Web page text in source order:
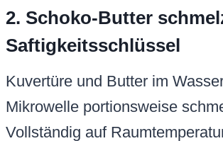
2. Schoko-Butter
Saftigkeitsschlüssel
Kuvertüre und Butter im
Mikrowelle portionsweise
Vollständig auf